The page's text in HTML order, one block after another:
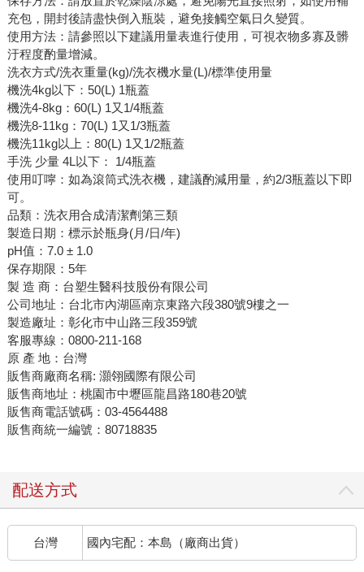
充包，開封後請盡快倒入瓶裝，避免接觸空氣日久變質。
使用方法：請參照以下建議用量表進行使用，可視衣物多寡及髒
汙程度酌量增減。
洗衣方式/洗衣重量(kg)/洗衣機水量(L)/標準使用量
機洗4kg以下：50(L) 1瓶蓋
機洗4-8kg：60(L) 1又1/4瓶蓋
機洗8-11kg：70(L) 1又1/3瓶蓋
機洗11kg以上：80(L) 1又1/2瓶蓋
手洗 少量 4L以下： 1/4瓶蓋
使用叮嚀：如為滾筒式洗衣機，建議酌減用量，約2/3瓶蓋以下即
可。
品類：洗衣用合成清潔劑第三類
製造日期：標示於瓶身(月/日/年)
pH值：7.0 ± 1.0
保存期限：5年
製 造 商：台塑生醫科技股份有限公司
公司地址：台北市內湖區南京東路六段380號9樓之一
製造廠址：彰化市中山路三段359號
客服專線：0800-211-168
原 產 地：台灣
販售商廠商名稱: 灝翎國際有限公司
販售商地址：桃園市中壢區龍昌路180巷20號
販售商電話號碼：03-4564488
販售商統一編號：80718835
配送方式
台灣 國內宅配：本島（廠商出貨）